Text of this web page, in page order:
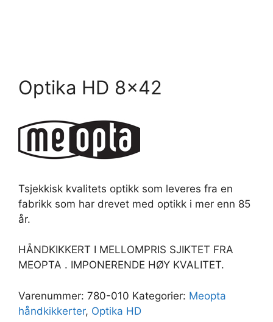
Optika HD 8×42
Tsjekkisk kvalitets optikk som leveres fra en
fabrikk som har drevet med optikk i mer enn 85
år.
HÅNDKIKKERT I MELLOMPRIS SJIKTET FRA
MEOPTA . IMPONERENDE HØY KVALITET.
Varenummer: 780-010 Kategorier: Meopta
håndkikkerter, Optika HD